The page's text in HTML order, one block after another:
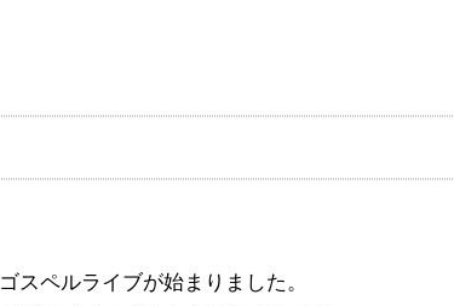
ゴスペルライブが始まりました。